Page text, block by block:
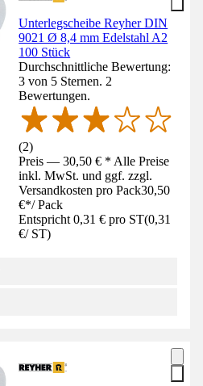
Unterlegscheibe Reyher DIN
9021 Ø 8,4 mm Edelstahl A2
100 Stück
Durchschnittliche Bewertung:
3 von 5 Sternen. 2
Bewertungen.
(2)
Preis — 30,50 € * Alle Preise
inkl. MwSt. und ggf. zzgl.
Versandkosten pro Pack30,50
€*/ Pack
Entspricht 0,31 € pro ST(0,31
€/ ST)